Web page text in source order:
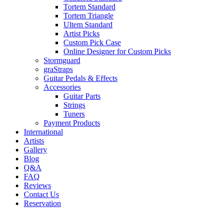
Tortem Standard
Tortem Triangle
Ultem Standard
Artist Picks
Custom Pick Case
Online Designer for Custom Picks
Stormguard
graStraps
Guitar Pedals & Effects
Accessories
Guitar Parts
Strings
Tuners
Payment Products
International
Artists
Gallery
Blog
Q&A
FAQ
Reviews
Contact Us
Reservation